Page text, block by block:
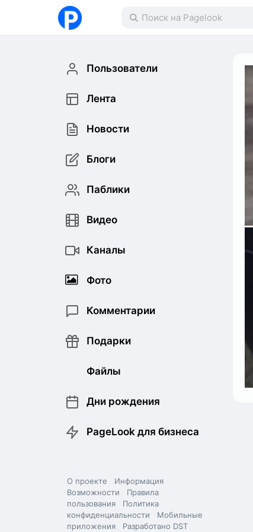
Пользователи
Лента
Новости
Блоги
Паблики
Видео
Каналы
Фото
Комментарии
Подарки
Файлы
Дни рождения
PageLook для бизнеса
О проекте
Информация
Возможности
Правила
пользования
Политика
конфиденциальности
Мобильные
приложения
Разработано DST